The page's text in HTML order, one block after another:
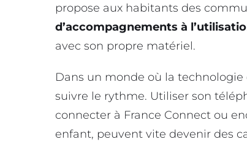
propose aux habitants des
d’accompagnements à
avec son propre matériel.
Dans un monde où la
suivre le rythme. Utiliser son
connecter à France Connect ou
enfant, peuvent vite devenir des